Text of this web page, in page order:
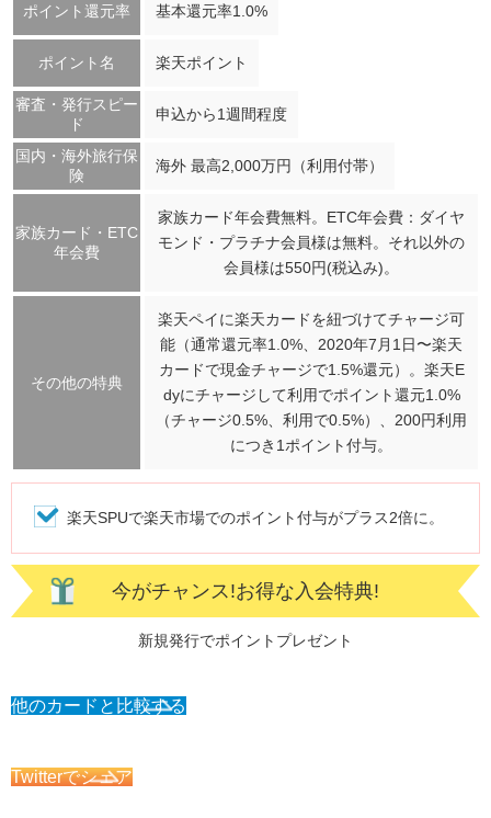
ポイント還元率 基本還元率1.0%
ポイント名 楽天ポイント
審査・発行スピー
ド
申込から1週間程度
国内・海外旅行保
険
海外 最高2,000万円（利用付帯）
家族カード・ETC
年会費
家族カード年会費無料。ETC年会費：ダイヤ
モンド・プラチナ会員様は無料。それ以外の
会員様は550円(税込み)。
その他の特典
楽天ペイに楽天カードを紐づけてチャージ可
能（通常還元率1.0%、2020年7月1日〜楽天
カードで現金チャージで1.5%還元）。楽天E
dyにチャージして利用でポイント還元1.0%
（チャージ0.5%、利用で0.5%）、200円利用
につき1ポイント付与。
楽天SPUで楽天市場でのポイント付与がプラス2倍に。
今がチャンス!お得な入会特典!
新規発行でポイントプレゼント
他のカードと比較する
Twitterでシェア